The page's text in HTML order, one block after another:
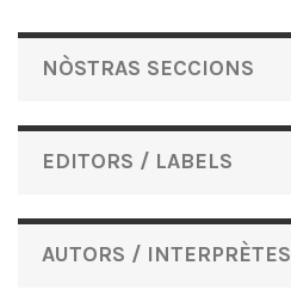
NÒSTRAS SECCIONS
EDITORS / LABELS
AUTORS / INTERPRÈTES